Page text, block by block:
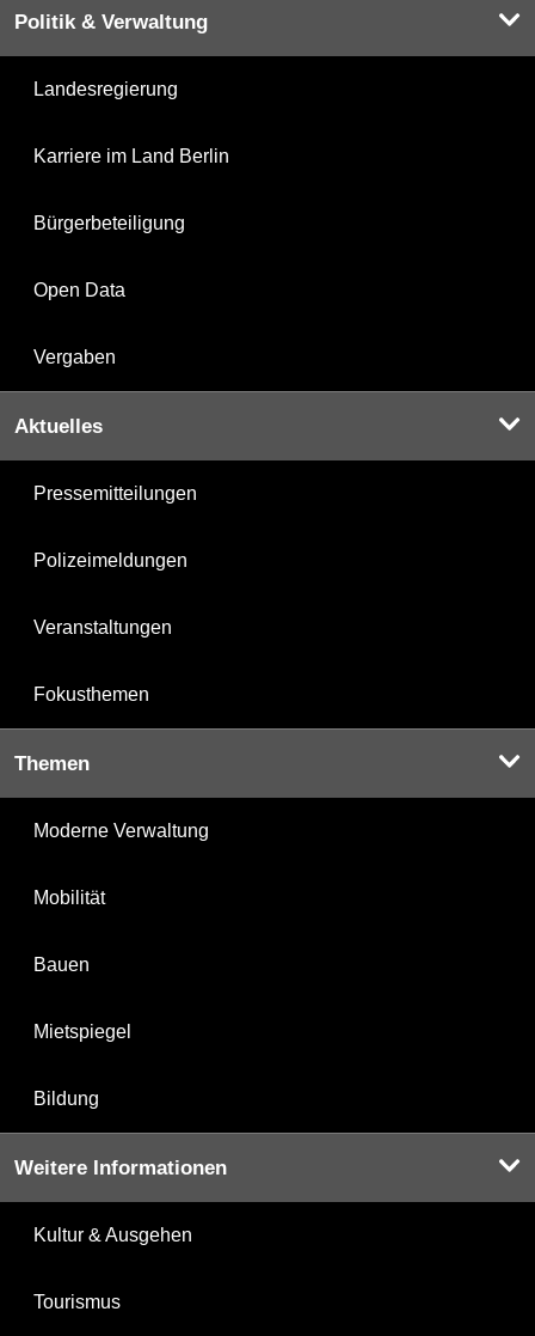
Politik & Verwaltung
Landesregierung
Karriere im Land Berlin
Bürgerbeteiligung
Open Data
Vergaben
Aktuelles
Pressemitteilungen
Polizeimeldungen
Veranstaltungen
Fokusthemen
Themen
Moderne Verwaltung
Mobilität
Bauen
Mietspiegel
Bildung
Weitere Informationen
Kultur & Ausgehen
Tourismus